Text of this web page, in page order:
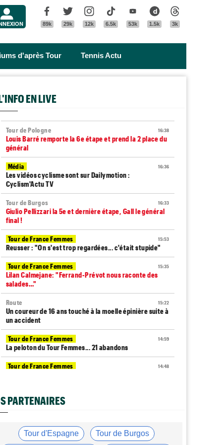
Facebook
89k
Twitter
29k
Instagram
12k
Tik Tok
6.5k
Youtube
53k
Dailymotion
1.5k 3k
d'après Tour Tennis Actu
EN LIVE
16:38
Tour de Pologne
Louis Barré remporte la 6e étape et prend la 2 place du
général
16:36
Média
Les vidéos cyclisme sont sur Dailymotion :
Cyclism'Actu TV
16:33
Tour de Burgos
Giulio Pellizzari la 5e et dernière étape, Gall le général
final !
15:53
Tour de France Femmes
Reusser : "On s'est trop regardées... c'était stupide"
15:35
Tour de France Femmes
Lilan Calmejane: "Ferrand-Prévot nous raconte des
salades…"
15:22
Route
Un coureur de 16 ans touché à la moelle épinière suite à
un accident
14:59
Tour de France Femmes
La peloton du Tour Femmes... 21 abandons
14:48
Tour de France Femmes
Route
Anton Schiffer de nouveau victime d'une fracture de la
Tour de France Femmes
PARTENAIRES
Tour d'Espagne Tour de Burgos